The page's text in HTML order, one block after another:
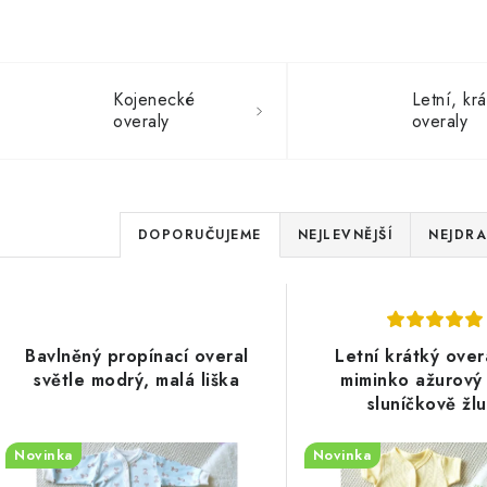
Kojenecké
overaly
Letní,
overaly
Ř
a
e
n
í
DOPORUČUJEME NEJLEVNĚJŠÍ
Bavlněný propínací overal
světle modrý, malá liška
Novinka
Letní krátký
miminko
sluníčkově
Novinka